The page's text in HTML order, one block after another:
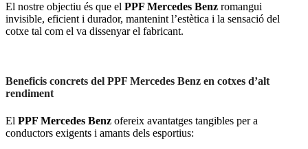
El nostre objectiu és que el PPF Mercedes Benz romangui
invisible, eficient i durador, mantenint l’estètica i la sensació del
cotxe tal com el va dissenyar el fabricant.
Beneficis concrets del PPF Mercedes Benz en cotxes d’alt
rendiment
El PPF Mercedes Benz ofereix avantatges tangibles per a
conductors exigents i amants dels esportius: